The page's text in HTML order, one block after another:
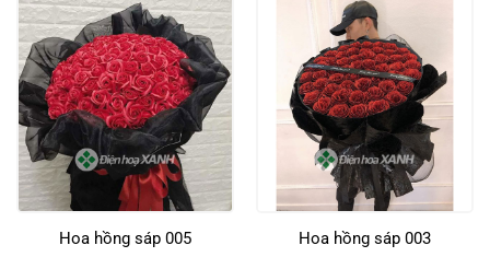
Hoa hồng sáp 005 Hoa hồng sáp 003